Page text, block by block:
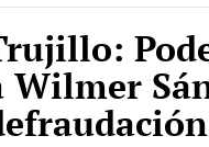
Wilmer